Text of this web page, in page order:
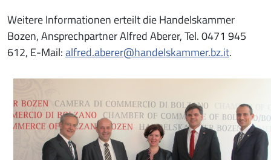
Weitere Informationen erteilt die Handelskammer
Bozen, Ansprechpartner Alfred Aberer, Tel. 0471 945
612, E-Mail:alfred.aberer@handelskammer.bz.it.